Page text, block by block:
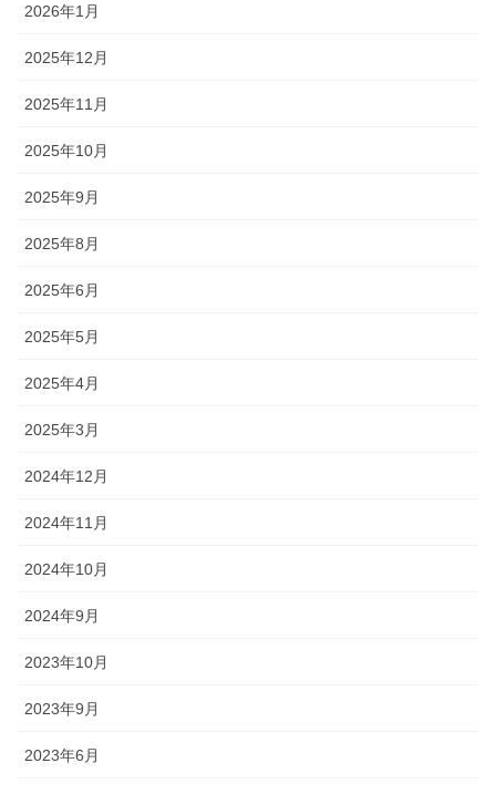
2026年1月
2025年12月
2025年11月
2025年10月
2025年9月
2025年8月
2025年6月
2025年5月
2025年4月
2025年3月
2024年12月
2024年11月
2024年10月
2024年9月
2023年10月
2023年9月
2023年6月